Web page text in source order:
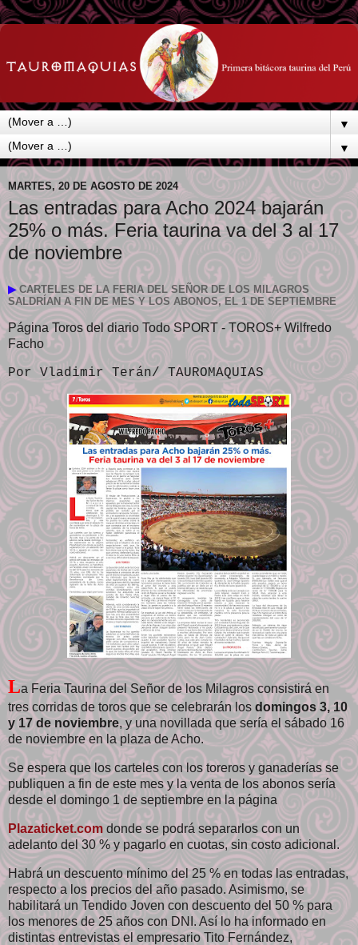
▼
▼
MARTES, 20 DE AGOSTO DE 2024
Las entradas para Acho 2024 bajarán
25% o más. Feria taurina va del 3 al 17
de noviembre
▶CARTELES DE LA FERIA DEL SEÑOR DE LOS MILAGROS
SALDRÍAN A FIN DE MES Y LOS ABONOS, EL 1 DE SEPTIEMBRE
Página Toros del diario Todo SPORT - TOROS+ Wilfredo
Facho
Por Vladimir Terán/ TAUROMAQUIAS
La Feria Taurina del Señor de los Milagros consistirá en
tres corridas de toros que se celebrarán los domingos 3, 10
y 17 de noviembre, y una novillada que sería el sábado 16
de noviembre en la plaza de Acho.
Se espera que los carteles con los toreros y ganaderías se
publiquen a fin de este mes y la venta de los abonos sería
desde el domingo 1 de septiembre en la página
Plazaticket.com donde se podrá separarlos con un
adelanto del 30 % y pagarlo en cuotas, sin costo adicional.
Habrá un descuento mínimo del 25 % en todas las entradas,
respecto a los precios del año pasado. Asimismo, se
habilitará un Tendido Joven con descuento del 50 % para
los menores de 25 años con DNI. Así lo ha informado en
distintas entrevistas el empresario Tito Fernández,